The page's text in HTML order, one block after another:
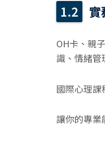
實
OH卡、親
識、情緒
國際心理課
讓你的專業